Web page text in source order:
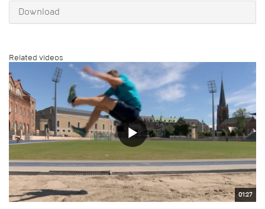
Download
Related videos
01:27